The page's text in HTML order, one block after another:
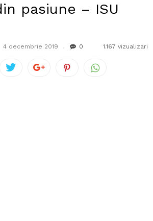
pasiune – ISU
4 decembrie 2019 0 1.167 vizualizari